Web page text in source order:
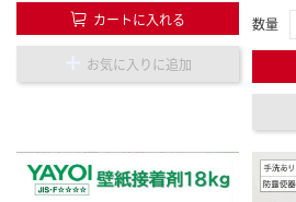
カートに入れる
お気に入りに追加
数量